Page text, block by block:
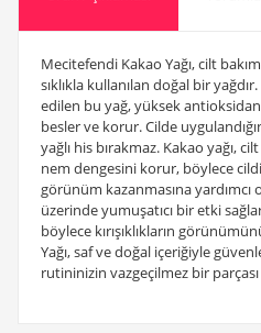
Mecitefendi Kakao Yağı, cilt
sıklıkla kullanılan doğal bir
edilen bu yağ, yüksek
besler ve korur. Cilde
yağlı his bırakmaz. Kakao yağı,
nem dengesini korur, böylece
görünüm kazanmasına yardımcı
üzerinde yumuşatıcı bir etki
böylece kırışıklıkların
Yağı, saf ve doğal içeriğiyle
rutininizin vazgeçilmez bir